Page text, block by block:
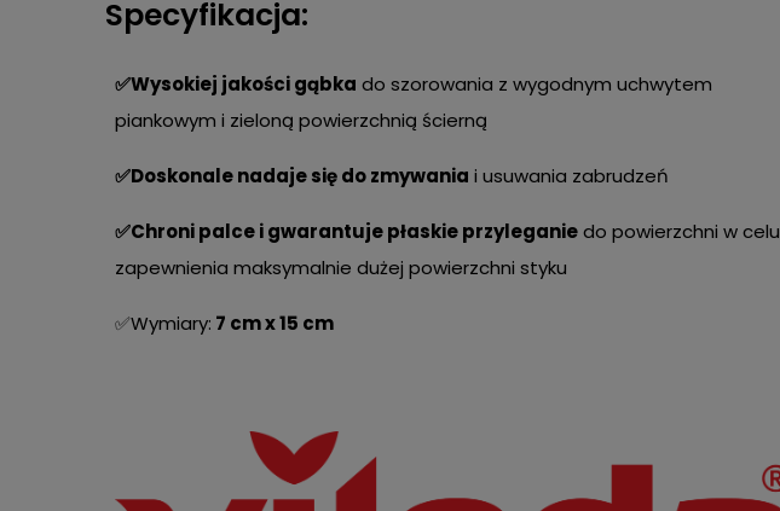
Specyfikacja:
✅Wysokiej jakości gąbka do szorowania z wygodnym uchwytem
piankowym i zieloną powierzchnią ścierną
✅Doskonale nadaje się do zmywania i usuwania zabrudzeń
✅Chroni palce i gwarantuje płaskie przyleganiedo powierzchni w celu
zapewnienia maksymalnie dużej powierzchni styku
✅Wymiary: 7 cm x 15 cm